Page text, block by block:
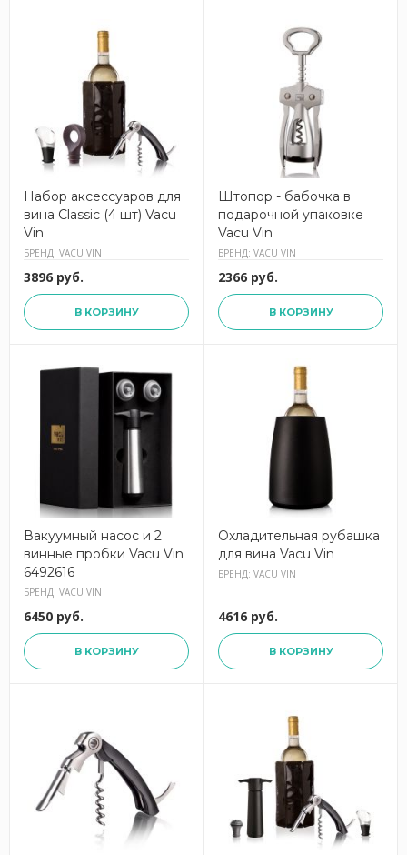
Набор аксессуаров для
вина Classic (4 шт) Vacu
Vin
БРЕНД: VACU VIN
3896 руб.
В КОРЗИНУ
Штопор - бабочка в
подарочной упаковке
Vacu Vin
БРЕНД: VACU VIN
2366 руб.
В КОРЗИНУ
Вакуумный насос и 2
винные пробки Vacu Vin
6492616
БРЕНД: VACU VIN
6450 руб.
В КОРЗИНУ
Охладительная рубашка
для вина Vacu Vin
БРЕНД: VACU VIN
4616 руб.
В КОРЗИНУ